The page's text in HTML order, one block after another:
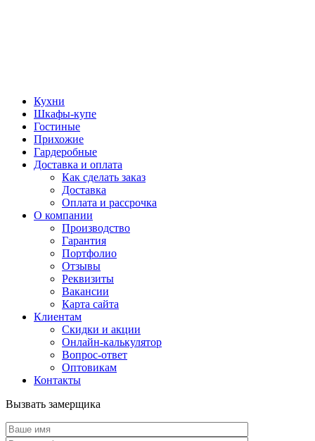
Кухни
Шкафы-купе
Гостиные
Прихожие
Гардеробные
Доставка и оплата
Как сделать заказ
Доставка
Оплата и рассрочка
О компании
Производство
Гарантия
Портфолио
Отзывы
Реквизиты
Вакансии
Карта сайта
Клиентам
Скидки и акции
Онлайн-калькулятор
Вопрос-ответ
Оптовикам
Контакты
Вызвать замерщика